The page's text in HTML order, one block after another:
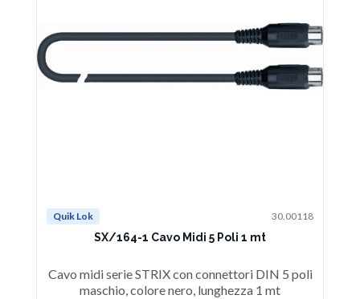
Quik Lok 30.00118
SX/164-1 Cavo Midi 5 Poli 1 mt
Cavo midi serie STRIX con connettori DIN 5 poli
maschio, colore nero, lunghezza 1 mt